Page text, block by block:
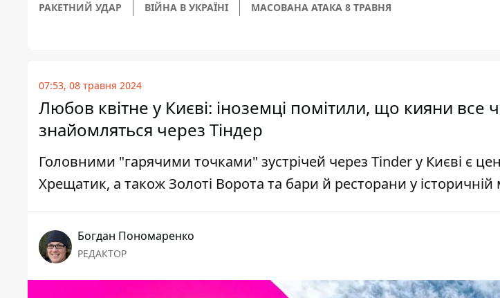
РАКЕТНИЙ УДАР ВІЙНА В УКРАЇНІ МАСОВАНА АТАКА 8 ТРАВНЯ
07:53, 08 травня 2024
Любов квітне у Києві: іноземці помітили, що кияни все
знайомляться через Тіндер
Головними "гарячими точками" зустрічей через Tinder у Києві є
Хрещатик, а також Золоті Ворота та бари й ресторани у історичній
Богдан Пономаренко
РЕДАКТОР